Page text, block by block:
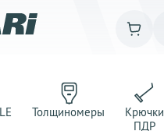
Толщиномеры
Крючки
ПДР